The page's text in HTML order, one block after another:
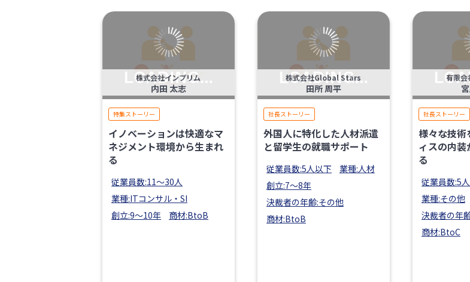
株式会社インプリム
内田 太志
特集ストーリー
イノベーションは快適なマ
ネジメント環境から生まれ
る
従業員数:11〜30人
業種:ITコンサル・SI
創立:9〜10年
商材:BtoB
株式会社Global Stars
田所 周平
社長ストーリー
外国人に特化した人材派遣
と留学生の就職サポート
従業員数:5人以下
業種:人材
創立:7〜8年
決裁者の年齢:その他
商材:BtoB
有限会
社長ストーリー
様々な技術
ィスの内装
る
従業員数:5
業種:その他
決裁者の年
商材:BtoC